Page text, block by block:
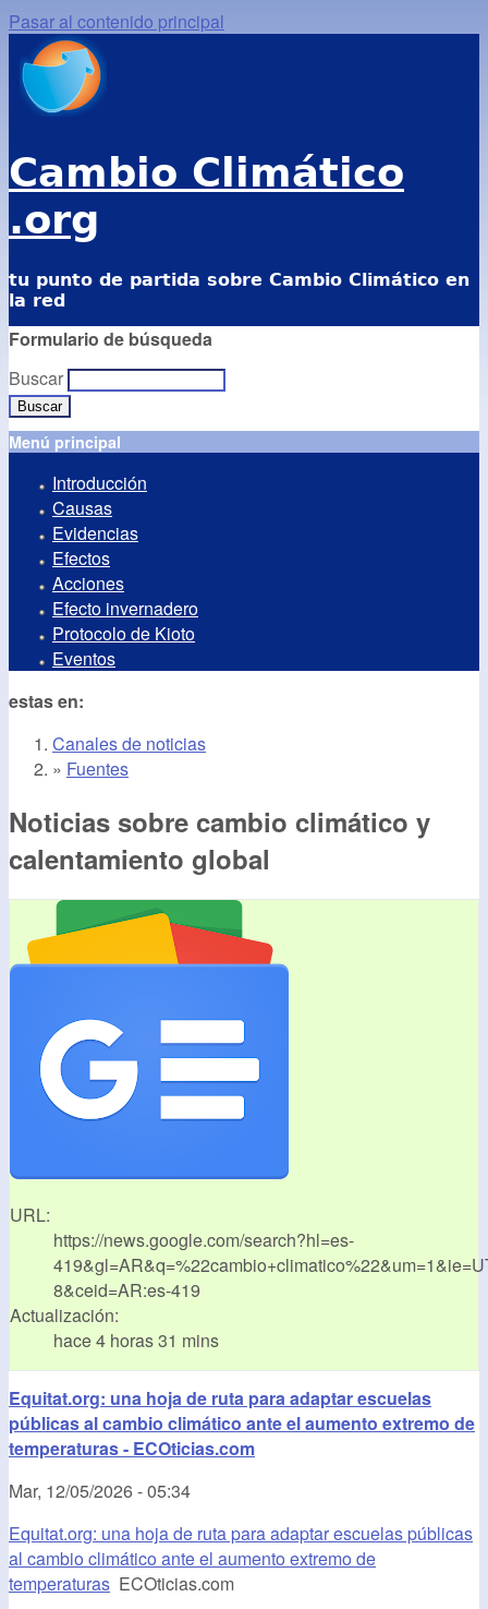
Pasar al contenido principal
Cambio Climático
.org
tu punto de partida sobre Cambio Climático en
la red
Formulario de búsqueda
Buscar
Menú principal
Introducción
Causas
Evidencias
Efectos
Acciones
Efecto invernadero
Protocolo de Kioto
Eventos
estas en:
Canales de noticias
» Fuentes
Noticias sobre cambio climático y
calentamiento global
URL:
https://news.google.com/search?hl=es-
8&ceid=AR:es-419
Actualización:
hace 4 horas 31 mins
Equitat.org: una hoja de ruta para adaptar escuelas
públicas al cambio climático ante el aumento extremo de
temperaturas - ECOticias.com
Mar, 12/05/2026 - 05:34
Equitat.org: una hoja de ruta para adaptar escuelas públicas
al cambio climático ante el aumento extremo de
temperaturas ECOticias.com